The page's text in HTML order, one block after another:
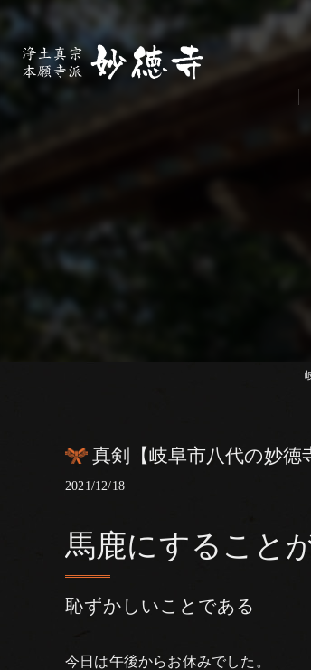
真剣【岐阜市八代の妙徳
2021/12/18
恥ずかしいことである
馬鹿にすること
今日は午後からお休みでした。